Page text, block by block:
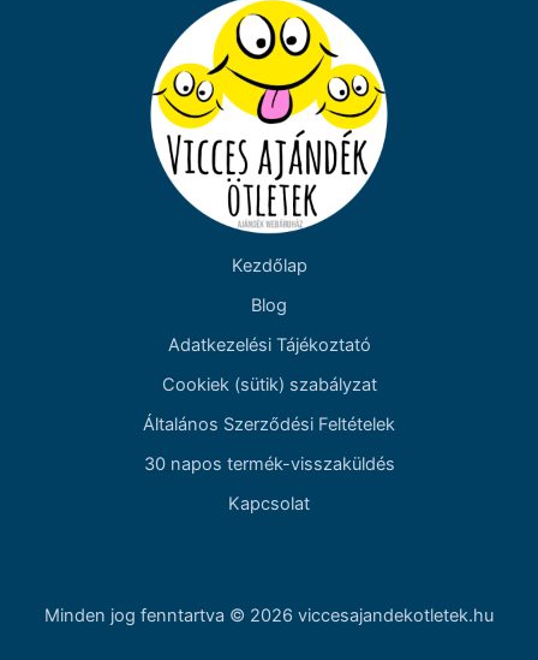
Kezdőlap
Blog
Adatkezelési Tájékoztató
Cookiek (sütik) szabályzat
Általános Szerződési Feltételek
30 napos termék-visszaküldés
Kapcsolat
Minden jog fenntartva © 2026 viccesajandekotletek.hu